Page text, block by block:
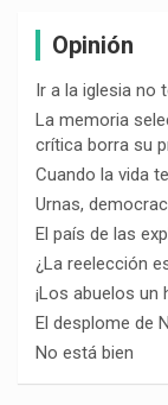
Opinión
Ir a la iglesia no
La memoria
crítica borra su
Cuando la vida
Urnas,
El país de las
¿La reelección
¡Los abuelos un
El desplome de
No está bien